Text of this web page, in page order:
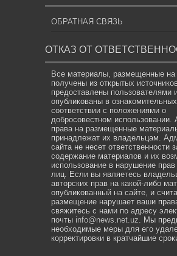
ОБРАТНАЯ СВЯЗЬ
ОТКАЗ ОТ
Все материалы, размещенные на
получены из открытых
предоставлены пользователями
опубликованы в
соответствии с положениями о
добросовестном использовании.
права на размещенные
принадлежат их владельцам.
сайта не несет ответственности
содержание материалов и их
использование в нарушение прав
лиц. Если вы являетесь
авторских прав на какой-либо
опубликованный на сайте, и
размещение нарушает ваши
свяжитесь с нами по адресу
почты info@news.net.uz. Мы
необходимые меры для его
корректировки в кратчайшие